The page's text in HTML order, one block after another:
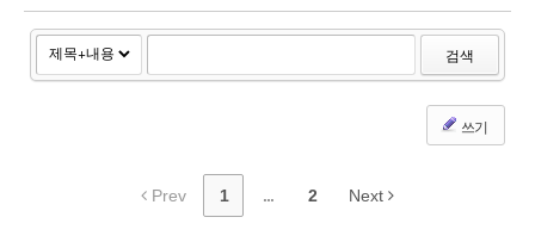
검색
쓰기
Prev 1 ... 2 Next